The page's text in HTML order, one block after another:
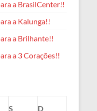
a BrasilCenter!!
a Kalunga!!
a Brilhante!!
a 3 Corações!!
S
D